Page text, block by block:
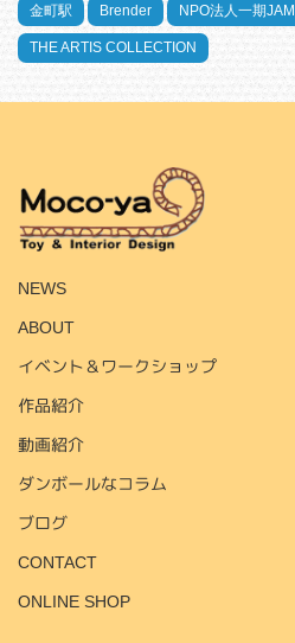
金町駅 Brender NPO法人一期JAM
THE ARTIS COLLECTION
NEWS
ABOUT
イベント＆ワークショップ
作品紹介
動画紹介
ダンボールなコラム
ブログ
CONTACT
ONLINE SHOP